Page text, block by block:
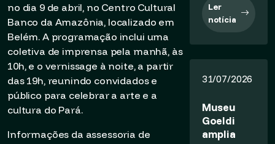
no dia 9 de abril, no Centro Cultural
Banco da Amazônia, localizado em
Belém. A programação inclui uma
coletiva de imprensa pela manhã, às
10h, e o vernissage à noite, a partir
das 19h, reunindo convidados e
público para celebrar a arte e a
cultura do Pará.
Informações da assessoria de
Ler
notícia
31/07/2026
Museu
Goeldi
amplia